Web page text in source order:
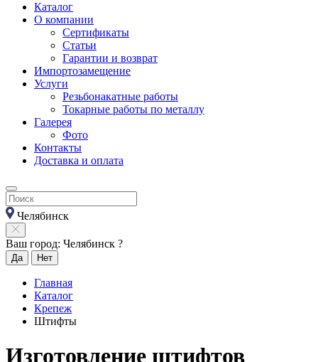
Каталог
О компании
Сертификаты
Статьи
Гарантии и возврат
Импортозамещение
Услуги
Резьбонакатные работы
Токарные работы по металлу
Галерея
Фото
Контакты
Доставка и оплата
Челябинск
Ваш город: Челябинск ?
Да Нет
Главная
Каталог
Крепеж
Штифты
Изготовление штифтов